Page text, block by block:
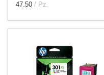
47.50 / Pz.